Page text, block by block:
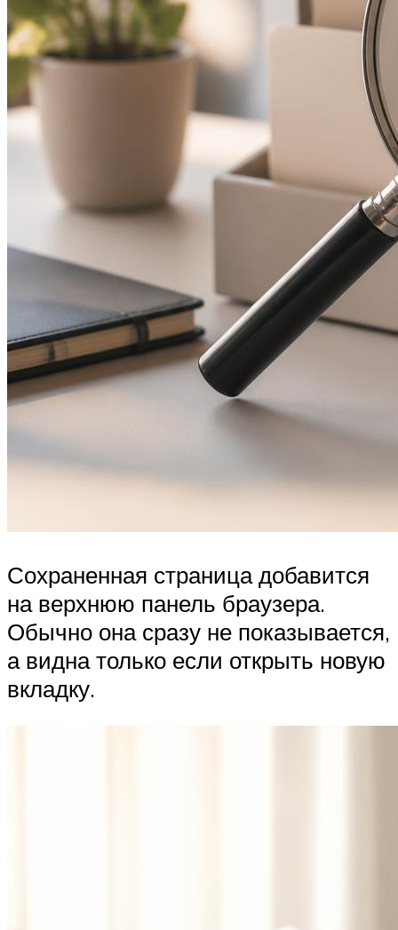
Сохраненная страница добавится
на верхнюю панель браузера.
Обычно она сразу не показывается,
а видна только если открыть новую
вкладку.